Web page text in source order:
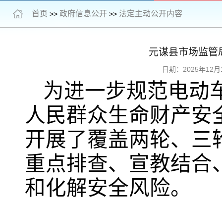
首页 >> 政府信息公开 >> 法定主动公开内容
元谋县市场监管
日期：2025年12
为进一步规范电动
人民群众生命财产
开展了覆盖两轮、三
重点排查、宣教结合
和化解安全风险。